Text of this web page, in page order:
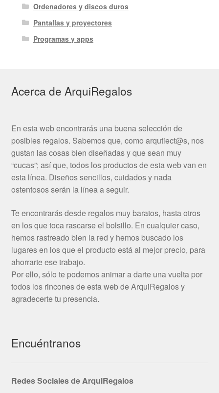
Ordenadores y discos duros
Pantallas y proyectores
Programas y apps
Acerca de ArquiRegalos
En esta web encontrarás una buena selección de
posibles regalos. Sabemos que, como arqutiect@s, nos
gustan las cosas bien diseñadas y que sean muy
“cucas”; así que, todos los productos de esta web van en
esta línea. Diseños sencillos, cuidados y nada
ostentosos serán la línea a seguir.
Te encontrarás desde regalos muy baratos, hasta otros
en los que toca rascarse el bolsillo. En cualquier caso,
hemos rastreado bien la red y hemos buscado los
lugares en los que el producto está al mejor precio, para
ahorrarte ese trabajo.
Por ello, sólo te podemos animar a darte una vuelta por
todos los rincones de esta web de ArquiRegalos y
agradecerte tu presencia.
Encuéntranos
Redes Sociales de ArquiRegalos